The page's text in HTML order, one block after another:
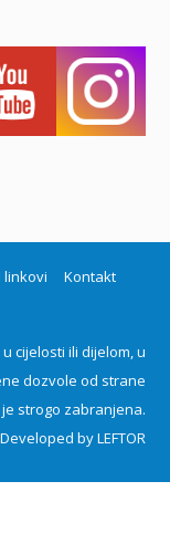
linkovi Kontakt
cijelosti ili dijelom, u
dozvole od strane
je strogo zabranjena.
Developed byLEFTOR